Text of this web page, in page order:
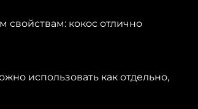
свойствам: кокос отлично
использовать как отдельно,